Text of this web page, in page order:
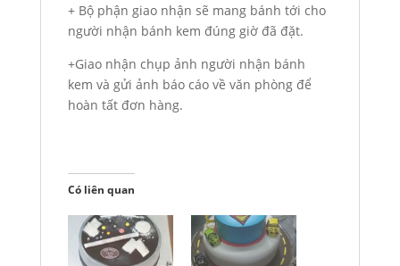
+ Bộ phận giao nhận sẽ mang bánh tới cho
người nhận bánh kem đúng giờ đã đặt.
+Giao nhận chụp ảnh người nhận bánh
kem và gửi ảnh báo cáo về văn phòng để
hoàn tất đơn hàng.
Có liên quan